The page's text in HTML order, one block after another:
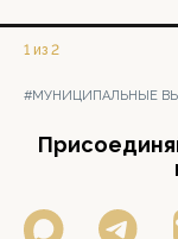
1 из 2
#МУНИЦИПАЛЬНЫЕ